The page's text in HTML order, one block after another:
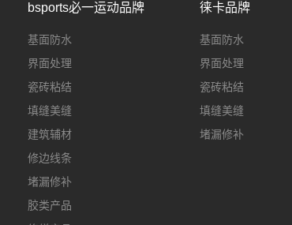
bsports必一运动品牌
基面防水
界面处理
瓷砖粘结
填缝美缝
建筑辅材
修边线条
堵漏修补
胶类产品
徕卡品牌
基面防水
界面处理
瓷砖粘结
填缝美缝
堵漏修补